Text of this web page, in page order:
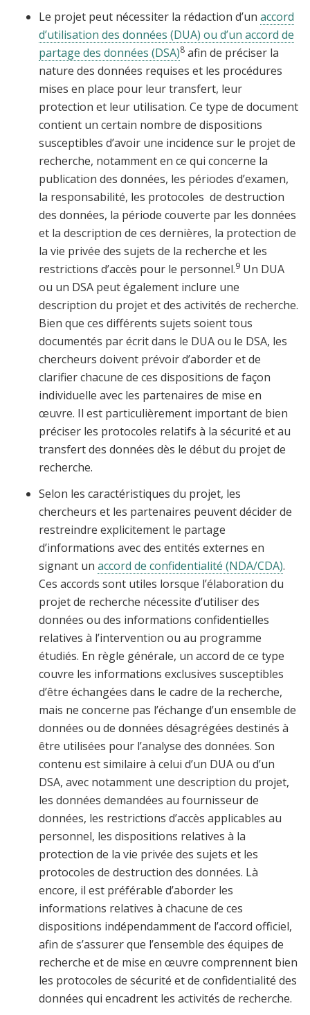
Le projet peut nécessiter la rédaction d’un accord
d’utilisation des données (DUA) ou d’un accord de
partage des données (DSA)8 afin de préciser la
nature des données requises et les procédures
mises en place pour leur transfert, leur
protection et leur utilisation. Ce type de document
contient un certain nombre de dispositions
susceptibles d’avoir une incidence sur le projet de
recherche, notamment en ce qui concerne la
publication des données, les périodes d’examen,
la responsabilité, les protocoles de destruction
des données, la période couverte par les données
et la description de ces dernières, la protection de
la vie privée des sujets de la recherche et les
restrictions d’accès pour le personnel.9 Un DUA
ou un DSA peut également inclure une
description du projet et des activités de recherche.
Bien que ces différents sujets soient tous
documentés par écrit dans le DUA ou le DSA, les
chercheurs doivent prévoir d’aborder et de
clarifier chacune de ces dispositions de façon
individuelle avec les partenaires de mise en
œuvre. Il est particulièrement important de bien
préciser les protocoles relatifs à la sécurité et au
transfert des données dès le début du projet de
recherche.
Selon les caractéristiques du projet, les
chercheurs et les partenaires peuvent décider de
restreindre explicitement le partage
d’informations avec des entités externes en
signant un accord de confidentialité (NDA/CDA).
Ces accords sont utiles lorsque l’élaboration du
projet de recherche nécessite d’utiliser des
données ou des informations confidentielles
relatives à l’intervention ou au programme
étudiés. En règle générale, un accord de ce type
couvre les informations exclusives susceptibles
d’être échangées dans le cadre de la recherche,
mais ne concerne pas l’échange d’un ensemble de
données ou de données désagrégées destinés à
être utilisées pour l’analyse des données. Son
contenu est similaire à celui d’un DUA ou d’un
DSA, avec notamment une description du projet,
les données demandées au fournisseur de
données, les restrictions d’accès applicables au
personnel, les dispositions relatives à la
protection de la vie privée des sujets et les
protocoles de destruction des données. Là
encore, il est préférable d’aborder les
informations relatives à chacune de ces
dispositions indépendamment de l’accord officiel,
afin de s’assurer que l’ensemble des équipes de
recherche et de mise en œuvre comprennent bien
les protocoles de sécurité et de confidentialité des
données qui encadrent les activités de recherche.